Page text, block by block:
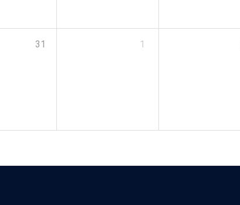
31 1